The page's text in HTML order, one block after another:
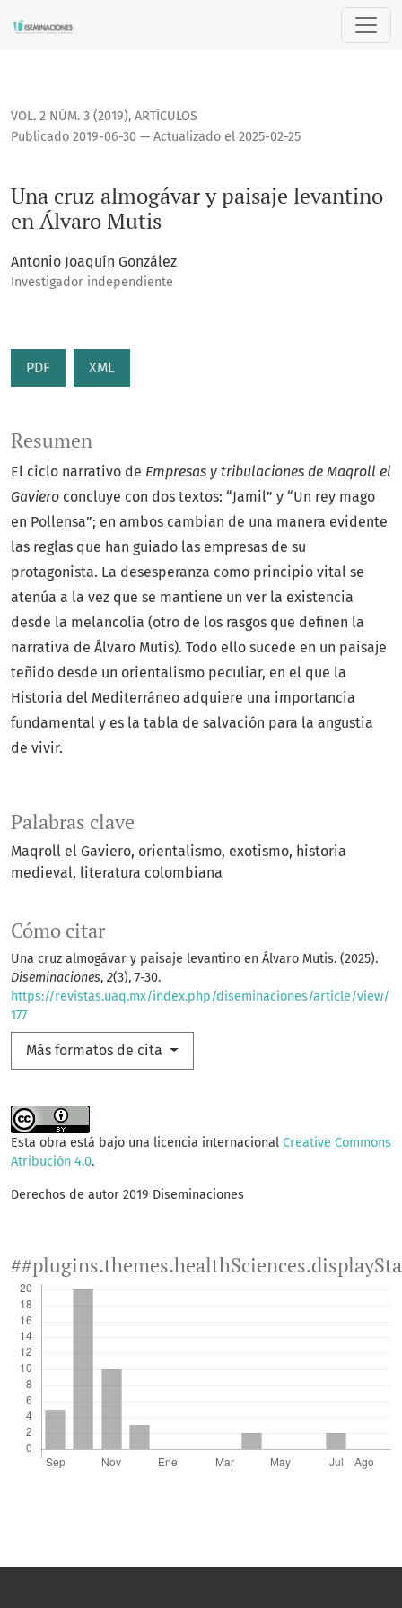
Una cruz almogávar y paisaje levantino en Álvaro Mutis
VOL. 2 NÚM. 3 (2019), ARTÍCULOS
Una cruz almogávar y paisaje levantino
en Álvaro Mutis
Publicado 2019-06-30 — Actualizado el 2025-02-25
Antonio Joaquín González
Investigador independiente
PDF XML
Palabras clave
Maqroll el Gaviero orientalismo exotismo historia
medieval literatura colombiana
Cómo citar
Una cruz almogávar y paisaje levantino en Álvaro Mutis. (2025).
Diseminaciones, 2(3), 7-30.
https://revistas.uaq.mx/index.php/diseminaciones/article/view/
177
Más formatos de cita
Resumen
El ciclo narrativo de Empresas y tribulaciones de Maqroll el
Gaviero concluye con dos textos: “Jamil” y “Un rey mago
en Pollensa”; en ambos cambian de una manera evidente
las reglas que han guiado las empresas de su
protagonista. La desesperanza como principio vital se
atenúa a la vez que se mantiene un ver la existencia
desde la melancolía (otro de los rasgos que definen la
narrativa de Álvaro Mutis). Todo ello sucede en un paisaje
teñido desde un orientalismo peculiar, en el que la
Historia del Mediterráneo adquiere una importancia
fundamental y es la tabla de salvación para la angustia
de vivir.
Esta obra está bajo una licencia internacional Creative Commons
Atribución 4.0.
Derechos de autor 2019 Diseminaciones